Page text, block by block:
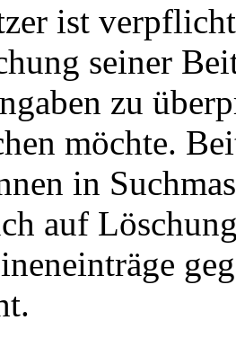
ist
seiner
zu
möchte.
in
auf